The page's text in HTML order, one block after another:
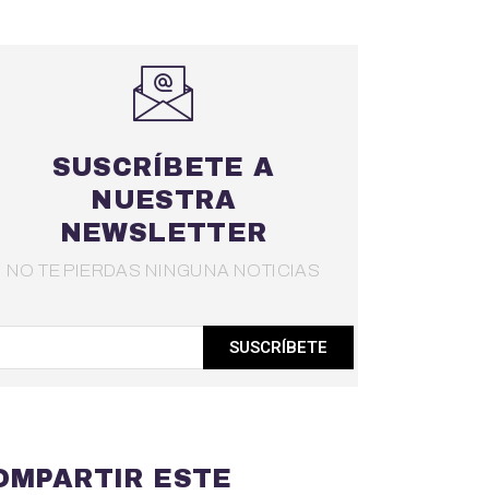
SUSCRÍBETE A
NUESTRA
NEWSLETTER
NO TE PIERDAS NINGUNA NOTICIAS
SUSCRÍBETE
ESTE